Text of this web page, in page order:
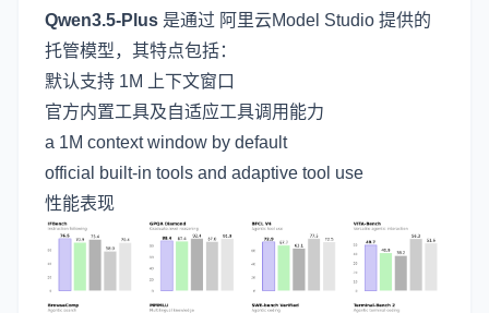
Qwen3.5-Plus 是通过 阿里云Model Studio 提供的
托管模型，其特点包括：
默认支持 1M 上下文窗口
官方内置工具及自适应工具调用能力
a 1M context window by default
official built-in tools and adaptive tool use
性能表现